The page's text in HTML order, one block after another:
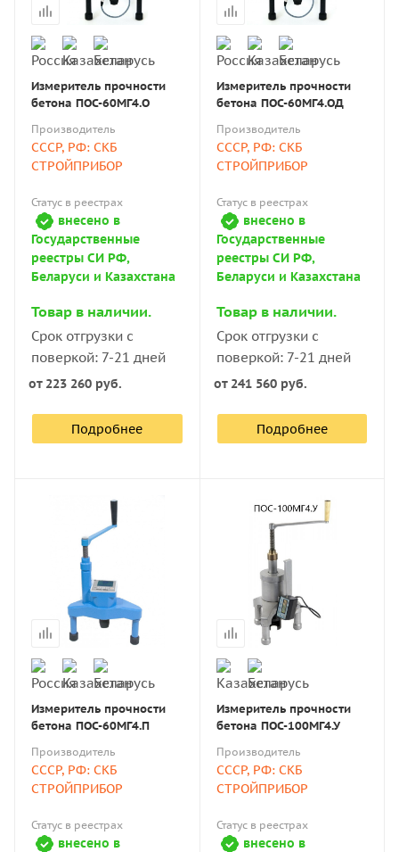
Измеритель прочности
бетона ПОС-60МГ4.О
Производитель
СССР, РФ: СКБ
СТРОЙПРИБОР
Статус в реестрах
внесено в
Государственные
реестры СИ РФ,
Беларуси и Казахстана
Товар в наличии.
Срок отгрузки с
поверкой: 7-21 дней
от 223 260 руб.
Подробнее
Измеритель прочности
бетона ПОС-60МГ4.ОД
Производитель
СССР, РФ: СКБ
СТРОЙПРИБОР
Статус в реестрах
внесено в
Государственные
реестры СИ РФ,
Беларуси и Казахстана
Товар в наличии.
Срок отгрузки с
поверкой: 7-21 дней
от 241 560 руб.
Подробнее
Измеритель прочности
бетона ПОС-60МГ4.П
Производитель
СССР, РФ: СКБ
СТРОЙПРИБОР
Статус в реестрах
внесено в
Измеритель прочности
бетона ПОС-100МГ4.У
Производитель
СССР, РФ: СКБ
СТРОЙПРИБОР
Статус в реестрах
внесено в